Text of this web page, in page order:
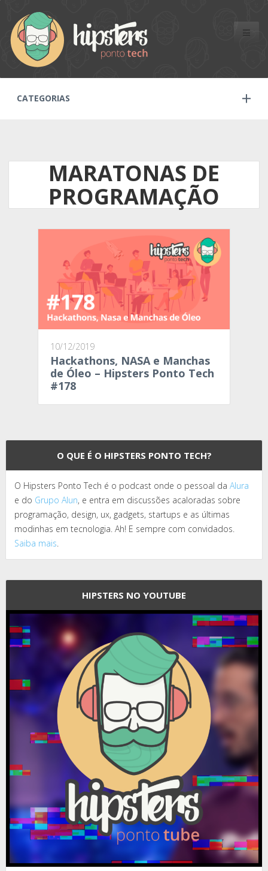
Toggle
CATEGORIAS
MARATONAS DE
PROGRAMAÇÃO
10/12/2019
Hackathons, NASA e Manchas
de Óleo – Hipsters Ponto Tech
#178
O QUE É O HIPSTERS PONTO TECH?
O Hipsters Ponto Tech é o podcast onde o pessoal da Alura
e do Grupo Alun, e entra em discussões acaloradas sobre
programação, design, ux, gadgets, startups e as últimas
modinhas em tecnologia. Ah! E sempre com convidados.
Saiba mais.
HIPSTERS NO YOUTUBE